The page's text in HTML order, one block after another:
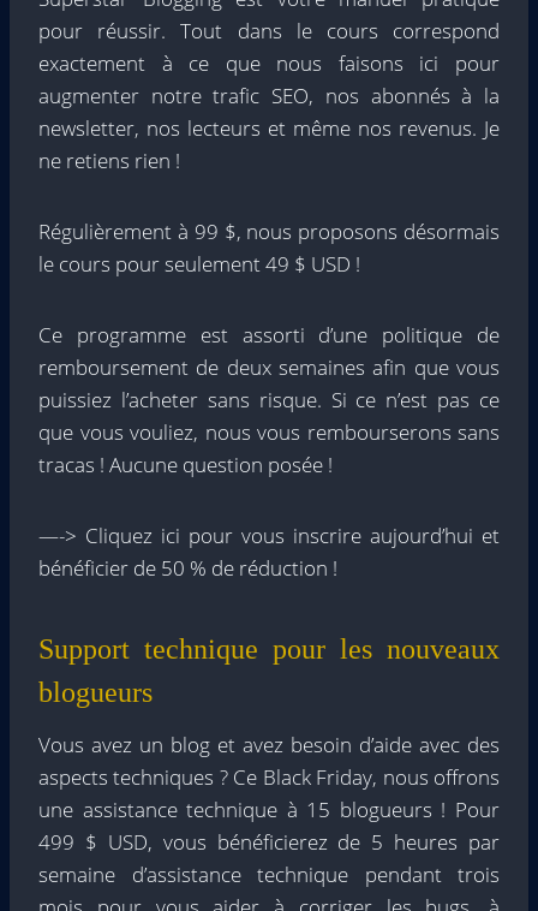
pour réussir. Tout dans le cours correspond
exactement à ce que nous faisons ici pour
augmenter notre trafic SEO, nos abonnés à la
newsletter, nos lecteurs et même nos revenus. Je
ne retiens rien !
Régulièrement à 99 $, nous proposons désormais
le cours pour seulement 49 $ USD !
Ce programme est assorti d’une politique de
remboursement de deux semaines afin que vous
puissiez l’acheter sans risque. Si ce n’est pas ce
que vous vouliez, nous vous rembourserons sans
tracas ! Aucune question posée !
—-> Cliquez ici pour vous inscrire aujourd’hui et
bénéficier de 50 % de réduction !
Support technique pour les nouveaux
blogueurs
Vous avez un blog et avez besoin d’aide avec des
aspects techniques ? Ce Black Friday, nous offrons
une assistance technique à 15 blogueurs ! Pour
499 $ USD, vous bénéficierez de 5 heures par
semaine d’assistance technique pendant trois